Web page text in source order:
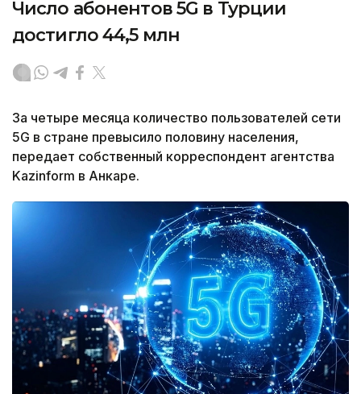
Число абонентов 5G в Турции
достигло 44,5 млн
За четыре месяца количество пользователей сети
5G в стране превысило половину населения,
передает собственный корреспондент агентства
Kazinform в Анкаре.